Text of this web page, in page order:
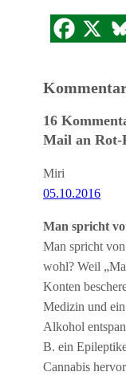
16
Mail an
Miri
05.10.2016
Man spricht
Man spricht
wohl? Weil
Konten
Medizin und
Alkohol
B. ein
Cannabis